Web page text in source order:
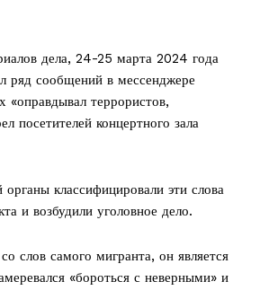
дела, 24-25 марта 2024 года
ряд сообщений в мессенджере
террористов,
посетителей концертного зала
классифицировали эти слова
и возбудили уголовное дело.
слов самого мигранта, он является
«бороться с неверными» и